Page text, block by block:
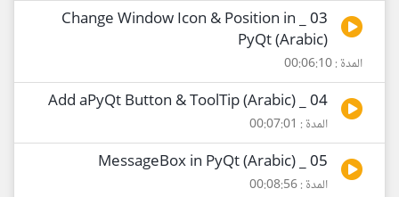
03 _ Change Window Icon & Position in
PyQt (Arabic)
المدة : 00:06:10
04 _ Add aPyQt Button & ToolTip (Arabic)
المدة : 00:07:01
05 _ MessageBox in PyQt (Arabic)
المدة : 00:08:56